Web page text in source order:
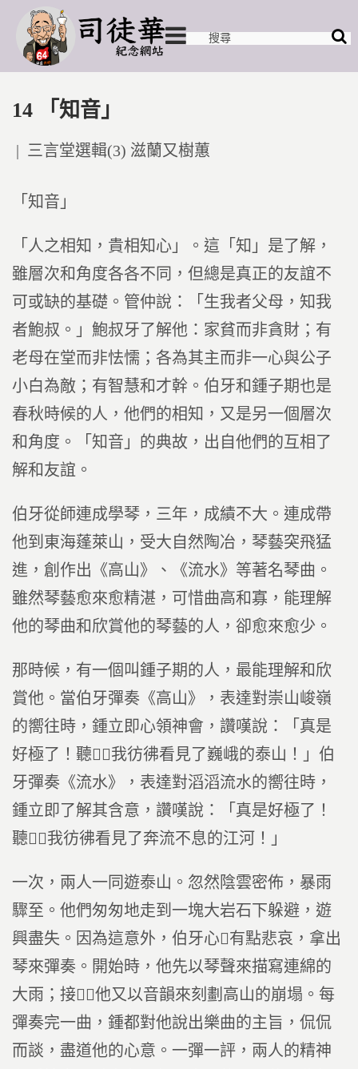
14 「知音」
Posted
三言堂選輯(3) 滋蘭又樹蕙
「知音」
「人之相知，貴相知心」。這「知」是了解，
雖層次和角度各各不同，但總是真正的友誼不
可或缺的基礎。管仲說：「生我者父母，知我
者鮑叔。」鮑叔牙了解他：家貧而非貪財；有
老母在堂而非怯懦；各為其主而非一心與公子
小白為敵；有智慧和才幹。伯牙和鍾子期也是
春秋時候的人，他們的相知，又是另一個層次
和角度。「知音」的典故，出自他們的互相了
解和友誼。
伯牙從師連成學琴，三年，成績不大。連成帶
他到東海蓬萊山，受大自然陶冶，琴藝突飛猛
進，創作出《高山》、《流水》等著名琴曲。
雖然琴藝愈來愈精湛，可惜曲高和寡，能理解
他的琴曲和欣賞他的琴藝的人，卻愈來愈少。
那時候，有一個叫鍾子期的人，最能理解和欣
賞他。當伯牙彈奏《高山》，表達對崇山峻嶺
的嚮往時，鍾立即心領神會，讚嘆說：「真是
好極了！聽，我彷彿看見了巍峨的泰山！」伯
牙彈奏《流水》，表達對滔滔流水的嚮往時，
鍾立即了解其含意，讚嘆說：「真是好極了！
聽，我彷彿看見了奔流不息的江河！」
一次，兩人一同遊泰山。忽然陰雲密佈，暴雨
驟至。他們匆匆地走到一塊大岩石下躲避，遊
興盡失。因為這意外，伯牙心有點悲哀，拿出
琴來彈奏。開始時，他先以琴聲來描寫連綿的
大雨；接，他又以音韻來刻劃高山的崩塌。每
彈奏完一曲，鍾都對他說出樂曲的主旨，侃侃
而談，盡道他的心意。一彈一評，兩人的精神